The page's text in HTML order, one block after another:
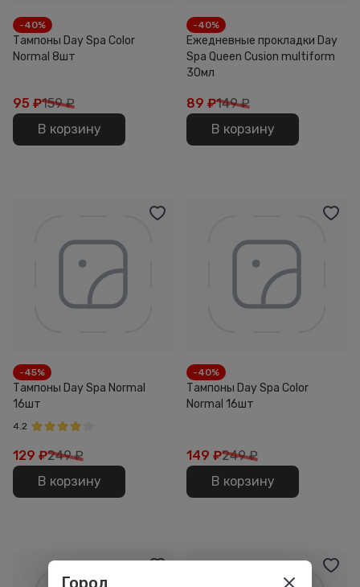
-40%
Тампоны Day Spa Color
Normal 8шт
95 ₽159 ₽
В корзину
-40%
Ежедневные прокладки Day
Spa Queen Cusion multiform
30мл
89 ₽149 ₽
В корзину
-45%
Тампоны Day Spa Normal
16шт
4.2
129 ₽249 ₽
В корзину
-40%
Тампоны Day Spa Color
Normal 16шт
149 ₽249 ₽
В корзину
Город